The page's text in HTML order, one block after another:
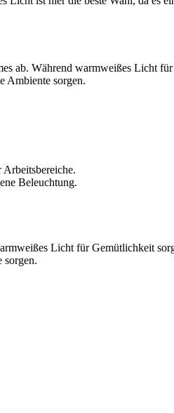
ab. Während warmweißes Licht
Ambiente sorgen.
Beleuchtung.
Licht für Gemütlichkeit
sorgen.